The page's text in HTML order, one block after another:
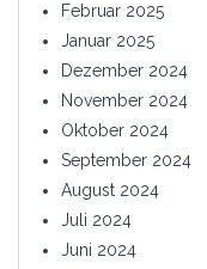
Februar 2025
Januar 2025
Dezember 2024
November 2024
Oktober 2024
September 2024
August 2024
Juli 2024
Juni 2024